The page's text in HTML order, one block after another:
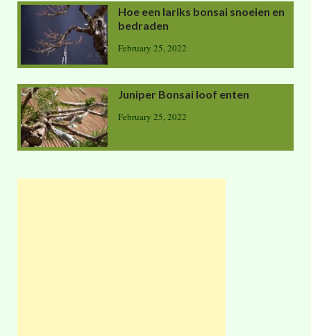
Hoe een lariks bonsai snoeien en
bedraden
February 25, 2022
Juniper Bonsai loof enten
February 25, 2022